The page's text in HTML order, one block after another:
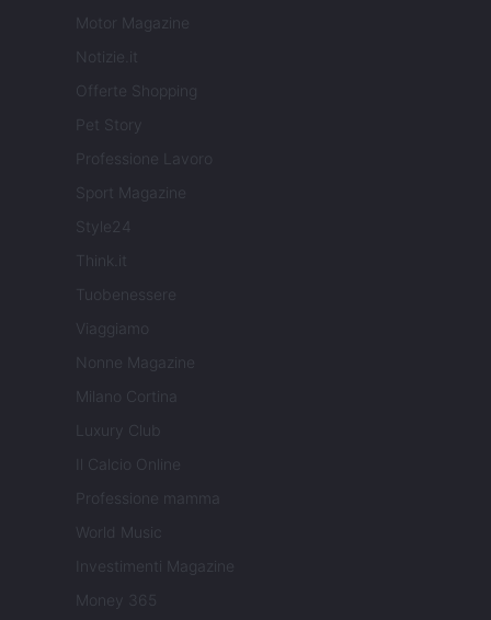
Motor Magazine
Notizie.it
Offerte Shopping
Pet Story
Professione Lavoro
Sport Magazine
Style24
Think.it
Tuobenessere
Viaggiamo
Nonne Magazine
Milano Cortina
Luxury Club
Il Calcio Online
Professione mamma
World Music
Investimenti Magazine
Money 365